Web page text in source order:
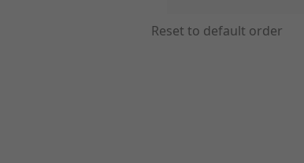
Reset to default order